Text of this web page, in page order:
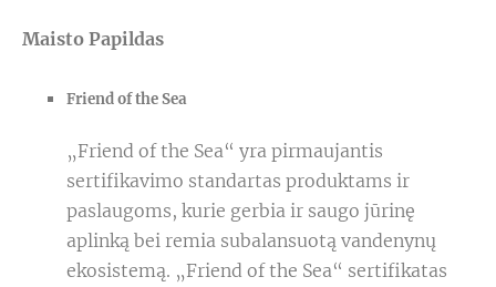
Maisto Papildas
Friend of the Sea
„Friend of the Sea“ yra pirmaujantis
sertifikavimo standartas produktams ir
paslaugoms, kurie gerbia ir saugo jūrinę
aplinką bei remia subalansuotą vandenynų
ekosistemą. „Friend of the Sea“ sertifikatas